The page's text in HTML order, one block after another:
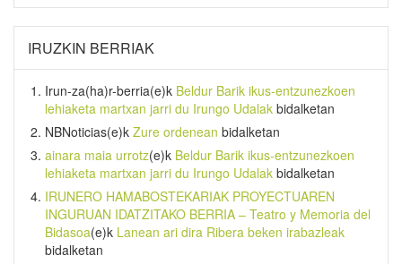
IRUZKIN BERRIAK
Irun-za(ha)r-berria(e)k Beldur Barik ikus-entzunezkoen
lehiaketa martxan jarri du Irungo Udalak bidalketan
NBNoticias(e)k Zure ordenean bidalketan
ainara maia urrotz(e)k Beldur Barik ikus-entzunezkoen
lehiaketa martxan jarri du Irungo Udalak bidalketan
IRUNERO HAMABOSTEKARIAK PROYECTUAREN
INGURUAN IDATZITAKO BERRIA – Teatro y Memoria del
Bidasoa(e)k Lanean ari dira Ribera beken irabazleak
bidalketan